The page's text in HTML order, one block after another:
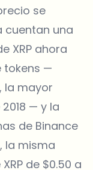
se
cuentan una
XRP ahora
tokens —
la mayor
— y la
de Binance
la misma
de $0.50 a